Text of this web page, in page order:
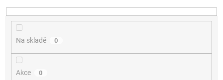
t
ů
Na skladě 0
Akce 0